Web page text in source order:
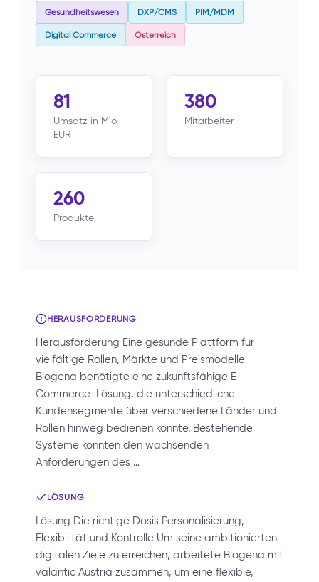
Gesundheitswesen DXP/CMS PIM/MDM
Digital Commerce Österreich
81
Umsatz in Mio.
EUR
380
Mitarbeiter
260
Produkte
HERAUSFORDERUNG
Herausforderung Eine gesunde Plattform für
vielfältige Rollen, Märkte und Preismodelle
Biogena benötigte eine zukunftsfähige E-
Commerce-Lösung, die unterschiedliche
Kundensegmente über verschiedene Länder und
Rollen hinweg bedienen konnte. Bestehende
Systeme konnten den wachsenden
Anforderungen des …
LÖSUNG
Lösung Die richtige Dosis Personalisierung,
Flexibilität und Kontrolle Um seine ambitionierten
digitalen Ziele zu erreichen, arbeitete Biogena mit
valantic Austria zusammen, um eine flexible,